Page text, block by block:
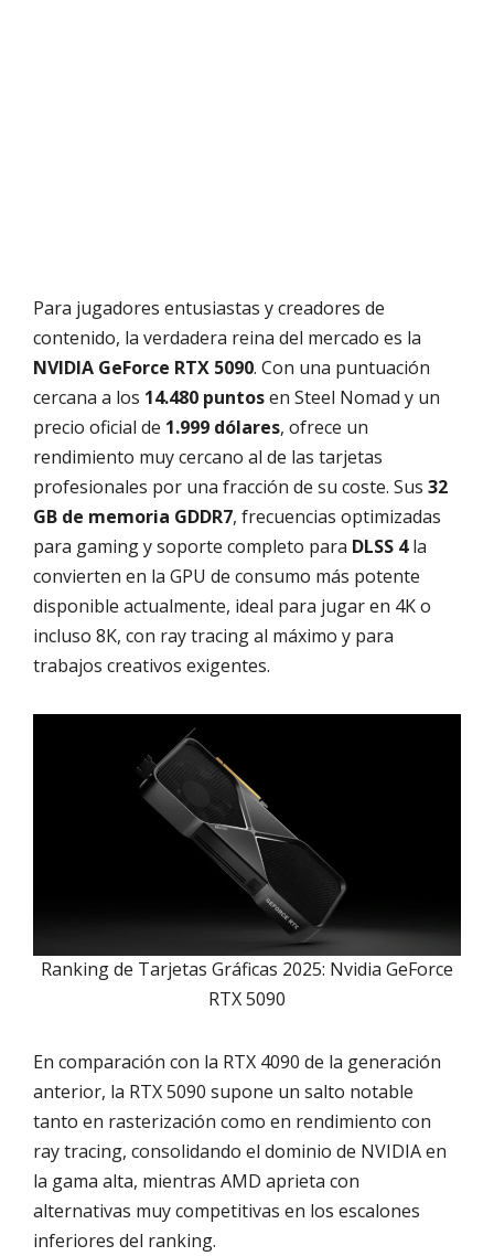
Para jugadores entusiastas y creadores de
contenido, la verdadera reina del mercado es la
NVIDIA GeForce RTX 5090. Con una puntuación
cercana a los 14.480 puntosen Steel Nomad y un
precio oficial de 1.999 dólares, ofrece un
rendimiento muy cercano al de las tarjetas
profesionales por una fracción de su coste. Sus 32
GB de memoria GDDR7, frecuencias optimizadas
para gaming y soporte completo para DLSS 4la
convierten en la GPU de consumo más potente
disponible actualmente, ideal para jugar en 4K o
incluso 8K, con ray tracing al máximo y para
trabajos creativos exigentes.
Ranking de Tarjetas Gráficas 2025: Nvidia GeForce
RTX 5090
En comparación con la RTX 4090 de la generación
anterior, la RTX 5090 supone un salto notable
tanto en rasterización como en rendimiento con
ray tracing, consolidando el dominio de NVIDIA en
la gama alta, mientras AMD aprieta con
alternativas muy competitivas en los escalones
inferiores del ranking.